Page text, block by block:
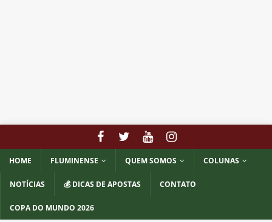
HOME FLUMINENSE QUEM SOMOS COLUNAS
NOTÍCIAS 💰 DICAS DE APOSTAS CONTATO
COPA DO MUNDO 2026